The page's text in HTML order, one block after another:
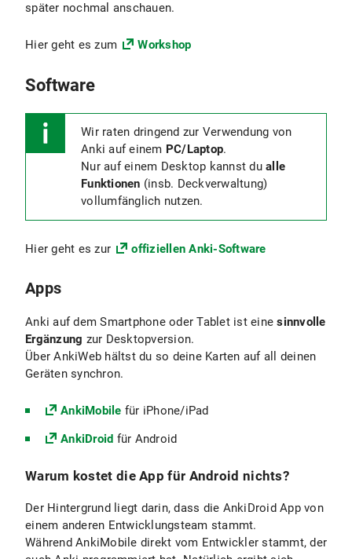
später nochmal anschauen.
Hier geht es zum Workshop
Software
Wir raten dringend zur Verwendung von
Anki auf einem PC/Laptop.
Nur auf einem Desktop kannst dualle
Funktionen (insb. Deckverwaltung)
vollumfänglich nutzen.
Hier geht es zur offiziellen Anki-Software
Apps
Anki auf dem Smartphone oder Tablet ist eine sinnvolle
Ergänzung zur Desktopversion.
Über AnkiWeb hältst du so deine Karten auf all deinen
Geräten synchron.
AnkiMobile für iPhone/iPad
AnkiDroid für Android
Warum kostet die App für Android nichts?
Der Hintergrund liegt darin, dass die AnkiDroid App von
einem anderen Entwicklungsteam stammt.
Während AnkiMobile direkt vom Entwickler stammt, der